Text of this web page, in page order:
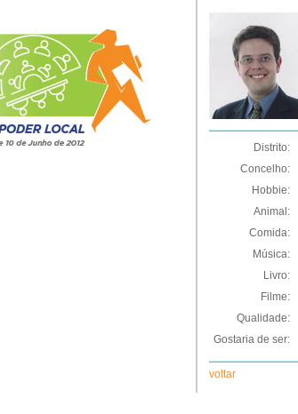
Distrito:
Concelho:
Hobbie:
Animal:
Comida:
Música:
Livro:
Filme:
Qualidade:
Gostaria de ser:
voltar